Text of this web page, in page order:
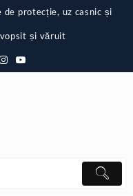
de protecție, uz casnic și
și văruit